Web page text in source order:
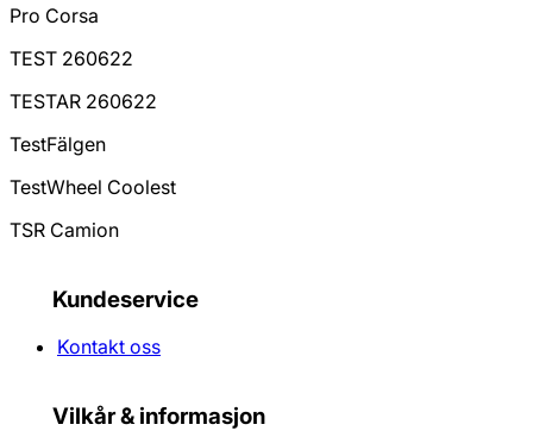
Pro Corsa
TEST 260622
TESTAR 260622
TestFälgen
TestWheel Coolest
TSR Camion
Kundeservice
Kontakt oss
Vilkår & informasjon